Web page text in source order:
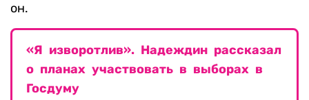
он.
«Я изворотлив». Надеждин рассказал
о планах участвовать в выборах в
Госдуму